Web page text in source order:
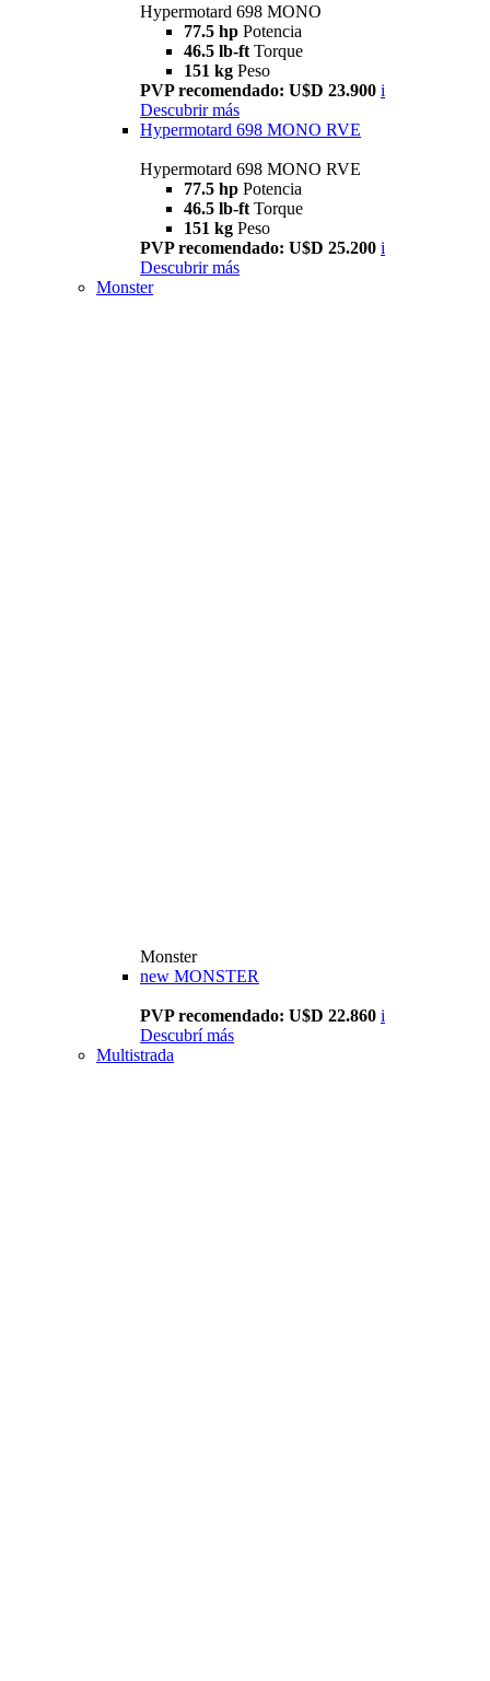
Hypermotard 698 MONO
77.5 hp Potencia
46.5 lb-ft Torque
151 kg Peso
PVP recomendado: U$D 23.900 i
Descubrir más
Hypermotard 698 MONO RVE
Hypermotard 698 MONO RVE
77.5 hp Potencia
46.5 lb-ft Torque
151 kg Peso
PVP recomendado: U$D 25.200 i
Descubrir más
Monster
Monster
new MONSTER
PVP recomendado: U$D 22.860 i
Descubrí más
Multistrada